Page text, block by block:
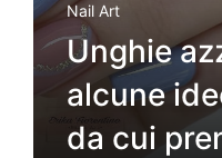
Nail Art
Unghie
alcune
da cui